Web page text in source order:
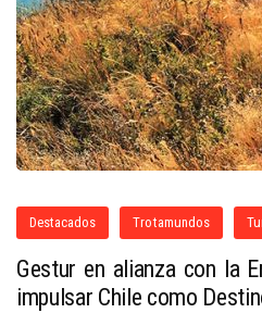
Destacados Trotamundos
Gestur en alianza con la
impulsar Chile como